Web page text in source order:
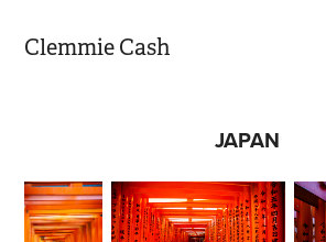
Clemmie Cash
JAPAN